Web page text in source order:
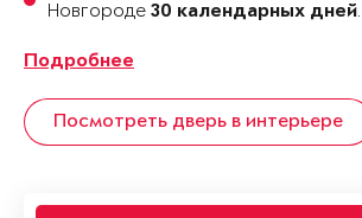
Новгороде 30 календарных дней.
Подробнее
Посмотреть дверь в интерьере